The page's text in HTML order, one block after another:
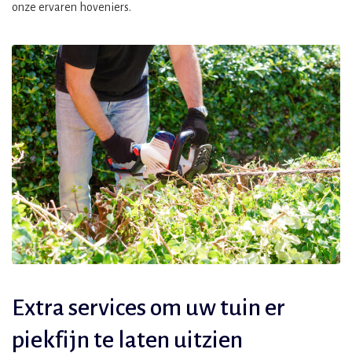
onze ervaren hoveniers.
Extra services om uw tuin er
piekfijn te laten uitzien